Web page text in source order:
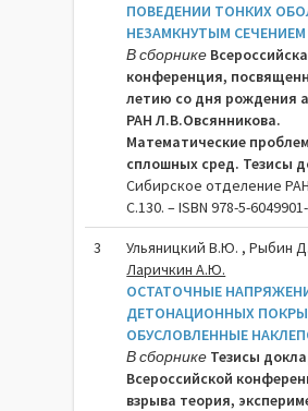
ПОВЕДЕНИИ ТОНКИХ
НЕЗАМКНУТЫМ СЕЧЕНИЕМ
В сборнике
конференция,
летию со дня рождения
РАН Л.В.Овсянникова.
Математические
сплошных сред. Тезисы
Сибирское отделение
C.130. – ISBN 978-5-
3
Ульяницкий В.Ю. , Рыбин
Ларичкин А.Ю.
ОСТАТОЧНЫЕ
ДЕТОНАЦИОННЫХ
ОБУСЛОВЛЕННЫЕ
В сборнике Тезисы
Всероссийской
взрыва теория,